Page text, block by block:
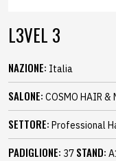
L3VEL 3
NAZIONE: Italia
SALONE: COSMO HAIR &
SETTORE: Professional
PADIGLIONE: 37 STAND: